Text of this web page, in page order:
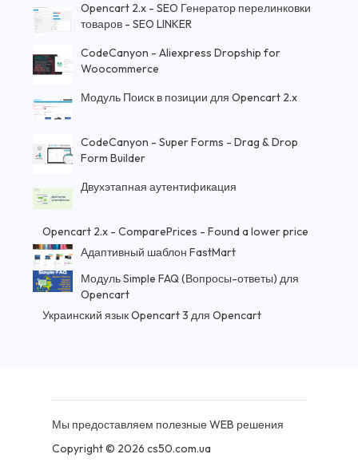
Opencart 2.x - SEO Генератор перелинковки
товаров - SEO LINKER
CodeCanyon - Aliexpress Dropship for
Woocommerce
Модуль Поиск в позиции для Opencart 2.x
CodeCanyon - Super Forms - Drag & Drop
Form Builder
Двухэтапная аутентификация
Opencart 2.x - ComparePrices - Found a lower price
Адаптивный шаблон FastMart
Модуль Simple FAQ (Вопросы-ответы) для
Opencart
Украинский язык Opencart 3 для Opencart
Мы предоставляем полезные WEB решения
Copyright © 2026 cs50.com.ua